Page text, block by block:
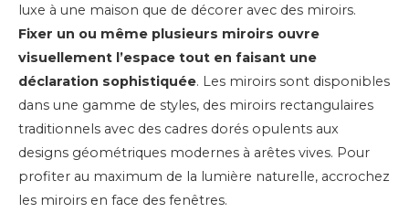
luxe à une maison que de décorer avec des miroirs.
Fixer un ou même plusieurs miroirs ouvre
visuellement l’espace tout en faisant une
déclaration sophistiquée. Les miroirs sont disponibles
dans une gamme de styles, des miroirs rectangulaires
traditionnels avec des cadres dorés opulents aux
designs géométriques modernes à arêtes vives. Pour
profiter au maximum de la lumière naturelle, accrochez
les miroirs en face des fenêtres.